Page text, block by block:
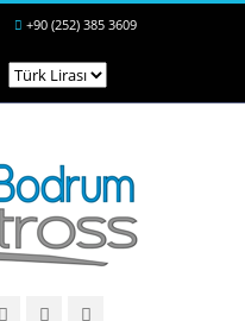
+90 (252) 385 3609